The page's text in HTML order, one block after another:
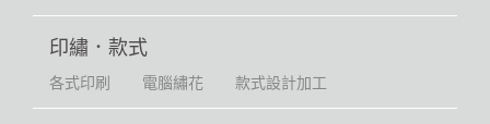
印繡．款式
各式印刷 電腦繡花 款式設計加工